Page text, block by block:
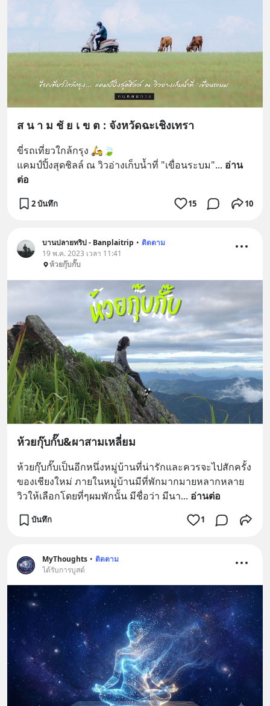
ส น า ม ชั ย เ ข ต : จังหวัด​ฉะเชิงเทรา​
ขี่รถเที่ยวใกล้กรุง 🛵🍃
แคมป์​ปิ้งสุดชิลล์ ณ วิวอ่างเก็บน้ำ​ที่ "เขื่อนระบม"... อ่าน
ต่อ
2 บันทึก 15 10
บานปลายทริป - Banplaitrip • ติดตาม
19 พ.ค. 2023 เวลา 11:41
ห้วยกุ๊บกั๊บ
ห้วยกุ๊บกั๊บ&ผาสามเหลี่ยม
ห้วยกุ๊บกั๊บเป็นอีกหนึ่งหมู่บ้านที่น่ารักและควรจะไปสักครั้ง
ของเชียงใหม่ ภายในหมู่บ้านมีที่พักมากมายหลากหลาย
วิวให้เลือกโดยที่ๆผมพักนั้น มีชื่อว่า มีนา... อ่านต่อ
บันทึก 1
MyThoughts • ติดตาม
ได้รับการบูสต์